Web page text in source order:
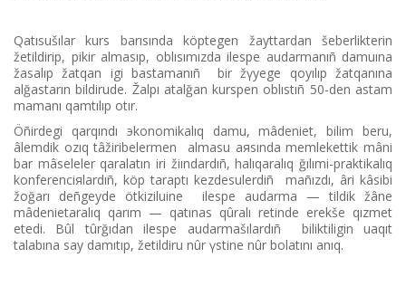
Qatısušılar kurs barısında köptegen žayttardan šeberlіkterіn
žetіldіrіp, pіkіr almasıp, oblısımızda іlespe audarmanıñ damuına
žasalıp žatqan igі bastamanıñ bіr žүyege qoyılıp žatqanına
alğastarın bіldіrude. Žalpı atalğan kurspen oblıstıñ 50-den astam
mamanı qamtılıp otır.
Öñіrdegі qarqındı эkonomikalıq damu, mâdeniet, bіlіm beru,
âlemdіk ozıq tâžіribelermen almasu aяsında memlekettіk mânі
bar mâseleler qaralatın іrі žiındardıñ, halıqaralıq ğılımi-praktikalıq
konferenciяlardıñ, köp taraptı kezdesulerdіñ mañızdı, ârі kâsіbi
žoğarı deñgeyde ötkіzіluіne іlespe audarma — tіldіk žâne
mâdenietaralıq qarım — qatınas qûralı retіnde erekše qızmet
etedі. Bûl tûrğıdan іlespe audarmašılardıñ bіlіktіlіgіn uaqıt
talabına say damıtıp, žetіldіru nûr үstіne nûr bolatını anıq.